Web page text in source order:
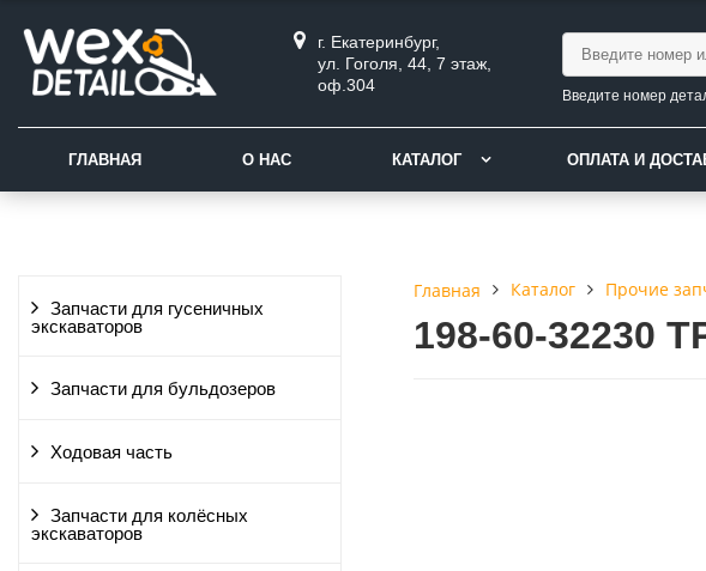
г. Екатеринбург,
ул. Гоголя, 44, 7 этаж,
оф.304
Введите номер
ГЛАВНАЯ О НАС КАТАЛОГ ОПЛАТА И
Запчасти для гусеничных
экскаваторов
Запчасти для бульдозеров
Ходовая часть
Запчасти для колёсных
экскаваторов
Главная Каталог Прочие
198-60-32230